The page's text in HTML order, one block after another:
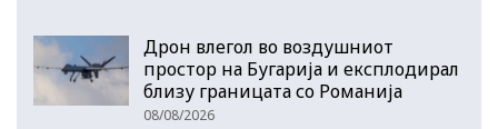
Дрон влегол во воздушниот
простор на Бугарија и експлодирал
близу границата со Романија
08/08/2026